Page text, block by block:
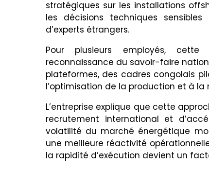
stratégiques sur les installations
les décisions techniques
d’experts étrangers.
Pour plusieurs employés,
reconnaissance du savoir-faire
plateformes, des cadres congolais
l’optimisation de la production et à
L’entreprise explique que cette
recrutement international et
volatilité du marché énergétique
une meilleure réactivité
la rapidité d’exécution devient un